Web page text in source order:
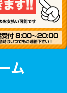
ム